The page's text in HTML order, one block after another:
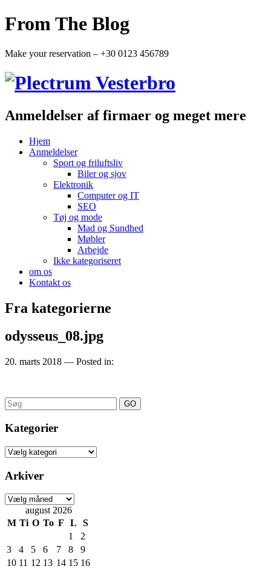
From The Blog
Make your reservation – +30 0123 456789
Anmeldelser af firmaer og meget mere
Hjem
Anmeldelser
Sport og friluftsliv
Biler og sjov
Elektronik
Computer og IT
SEO
Tøj og mode
Mad og Sundhed
Møbler
Arbejde
Ikke kategoriseret
om os
Kontakt os
Fra kategorierne
odysseus_08.jpg
20. marts 2018 — Posted in:
Search
for:
Kategorier
Kategorier
Arkiver
Arkiver
august 2026
M Ti O To F L
S
1
2
3
4 5 6 7 8
9
10 11 12 13 14 15 16